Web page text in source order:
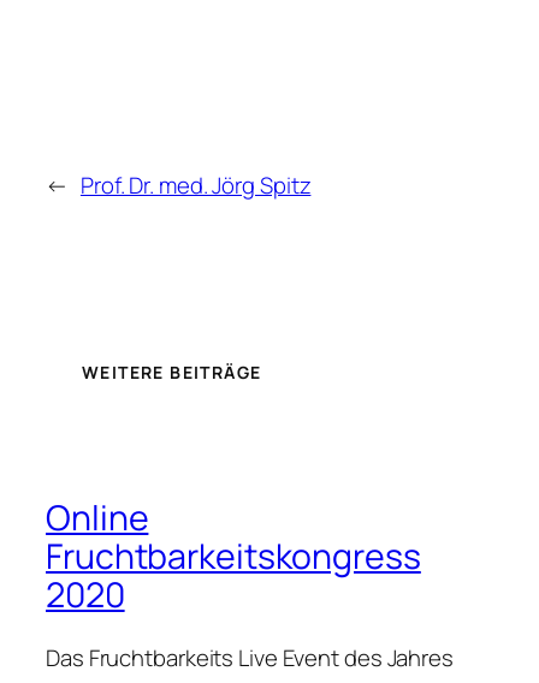
← Prof. Dr. med. Jörg Spitz
WEITERE BEITRÄGE
Online
Fruchtbarkeitskongress
2020
Das Fruchtbarkeits Live Event des Jahres